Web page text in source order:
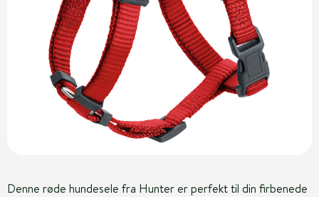
Denne røde hundesele fra Hunter er perfekt til din firbenede